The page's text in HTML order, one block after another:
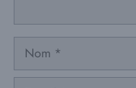
Nom